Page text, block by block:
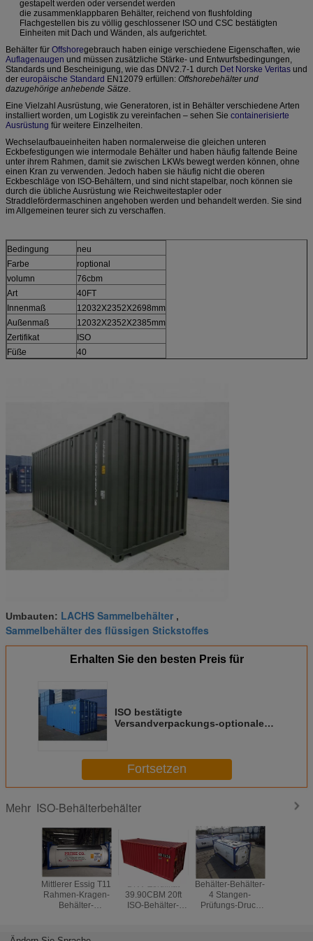
gestapelt werden oder versendet werden
die zusammenklappbaren Behälter, reichend von flushfolding
Flachgestellen bis zu völlig geschlossener ISO und CSC bestätigten
Einheiten mit Dach und Wänden, als aufgerichtet.
Behälter für Offshoregebrauch haben einige verschiedene Eigenschaften, wie
Auflagenaugen und müssen zusätzliche Stärke- und Entwurfsbedingungen,
Standards und Bescheinigung, wie das DNV2.7-1 durch Det Norske Veritas und
der europäische Standard EN12079 erfüllen: Offshorebehälter und
dazugehörige anhebende Sätze.
Eine Vielzahl Ausrüstung, wie Generatoren, ist in Behälter verschiedene Arten
installiert worden, um Logistik zu vereinfachen – sehen Sie containerisierte
Ausrüstung für weitere Einzelheiten.
Wechselaufbaueinheiten haben normalerweise die gleichen unteren
Eckbefestigungen wie intermodale Behälter und haben häufig faltende Beine
unter ihrem Rahmen, damit sie zwischen LKWs bewegt werden können, ohne
einen Kran zu verwenden. Jedoch haben sie häufig nicht die oberen
Eckbeschläge von ISO-Behältern, und sind nicht stapelbar, noch können sie
durch die übliche Ausrüstung wie Reichweitestapler oder
Straddlefördermaschinen angehoben werden und behandelt werden. Sie sind
im Allgemeinen teurer sich zu verschaffen.
Bedingung
neu
Farbe
roptional
volumn
76cbm
Art
40FT
Innenmaß
12032X2352X2698mm
Außenmaß
12032X2352X2385mm
Zertifikat
ISO
Füße
40
Umbauten: LACHS Sammelbehälter ,
Sammelbehälter des flüssigen Stickstoffes
Erhalten Sie den besten Preis für
ISO bestätigte
Versandverpackungs-optionale
Fortsetzen
Mehr ISO-Behälterbehälter
Mittlerer Essig T11
Rahmen-Kragen-
Behälter-
36000kg ISO
DNV-Zertifikat
39.90CBM 20ft
ISO-Behälter-
Behälter-Behälter-
4 Stangen-
Prüfungs-Druck